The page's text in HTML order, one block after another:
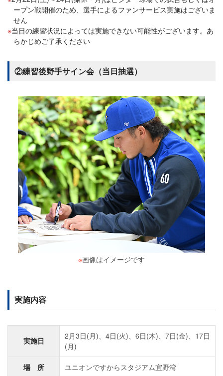
ープン戦開催のため、選手によるファンサービス実施はございま
せん
当日の練習状況によっては実施できない可能性がございます。あ
らかじめご了承ください
②練習後野手サイン会（当日抽選）
※画像はイメージです
実施内容
実施日
2月3日(月)、4日(火)、6日(木)、7日(金)、17日
(月)
場 所 ユニオンですからスタジアム宜野湾